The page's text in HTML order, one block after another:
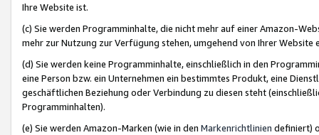
Ihre Website ist.
(c) Sie werden Programminhalte, die nicht mehr auf einer Amazon-
mehr zur Nutzung zur Verfügung stehen, umgehend von Ihrer
(d) Sie werden keine Programminhalte, einschließlich in den
eine Person bzw. ein Unternehmen ein bestimmtes Produkt, eine
geschäftlichen Beziehung oder Verbindung zu diesen steht
Programminhalten).
(e) Sie werden Amazon-Marken (wie in den Markenrichtlinien definiert)